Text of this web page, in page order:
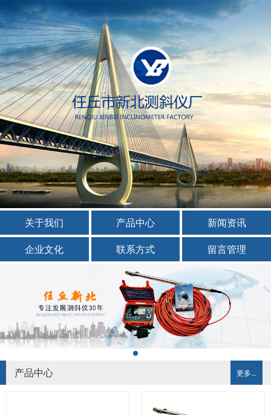
关于我们 产品中心
新闻资讯
企业文化
联系方式 留言管理
更多...
产品中心